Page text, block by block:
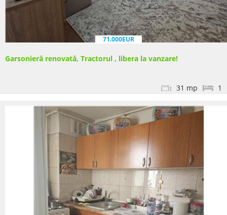
71.000EUR
Garsonieră renovată, Tractorul , libera la vanzare!
1
31 mp